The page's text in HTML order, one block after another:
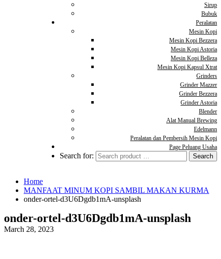
Sirup
Bubuk
Peralatan
Mesin Kopi
Mesin Kopi Bezzera
Mesin Kopi Astoria
Mesin Kopi Belleza
Mesin Kopi Kapsul Xtrat
Grinders
Grinder Mazzer
Grinder Bezzera
Grinder Astoria
Blender
Alat Manual Brewing
Edelmann
Peralatan dan Pembersih Mesin Kopi
Page Peluang Usaha
Search for:
Home
MANFAAT MINUM KOPI SAMBIL MAKAN KURMA
onder-ortel-d3U6Dgdb1mA-unsplash
onder-ortel-d3U6Dgdb1mA-unsplash
March 28, 2023